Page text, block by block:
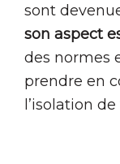
sont
son aspect
des normes
prendre en
l’isolation